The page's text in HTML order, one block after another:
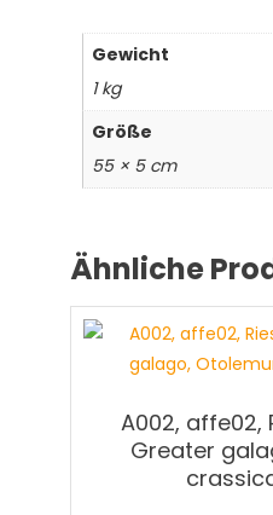
Gewicht
1 kg
Größe
55 × 5 cm
Ähnliche
A002, affe02,
Greater